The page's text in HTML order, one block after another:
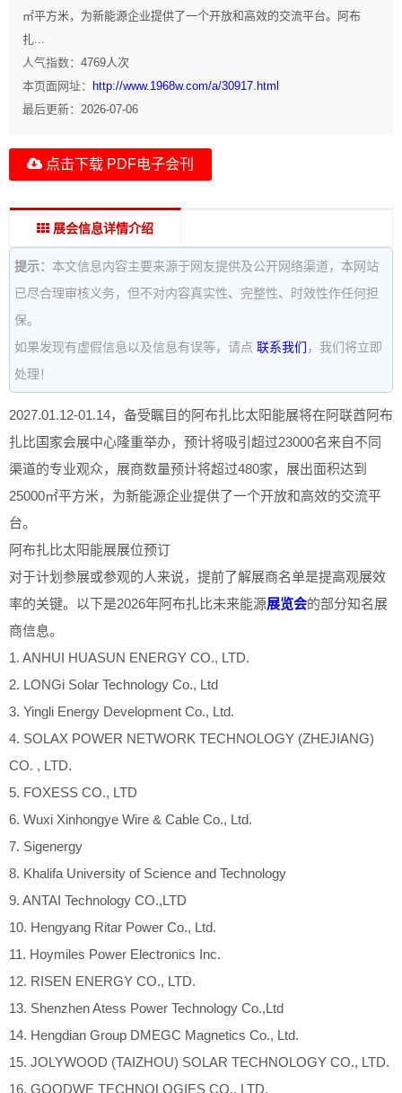
㎡平方米，为新能源企业提供了一个开放和高效的交流平台。阿布
扎...
人气指数： 4769人次
本页面网址：
http://www.1968w.com/a/30917.html
最后更新： 2026-07-06
点击下载 PDF电子会刊
展会信息详情介绍
提示： 本文信息内容主要来源于网友提供及公开网络渠道，本网站
已尽合理审核义务，但不对内容真实性、完整性、时效性作任何担
保。
如果发现有虚假信息以及信息有误等，请点 联系我们 ，我们将立即
处理！
2027.01.12-01.14，备受瞩目的阿布扎比太阳能展将在阿联酋阿布
扎比国家会展中心隆重举办，预计将吸引超过23000名来自不同
渠道的专业观众，展商数量预计将超过480家，展出面积达到
25000㎡平方米，为新能源企业提供了一个开放和高效的交流平
台。
阿布扎比太阳能展展位预订
对于计划参展或参观的人来说，提前了解展商名单是提高观展效
率的关键。以下是2026年阿布扎比未来能源展览会的部分知名展
商信息。
1. ANHUI HUASUN ENERGY CO., LTD.
2. LONGi Solar Technology Co., Ltd
3. Yingli Energy Development Co., Ltd.
4. SOLAX POWER NETWORK TECHNOLOGY (ZHEJIANG)
CO. , LTD.
5. FOXESS CO., LTD
6. Wuxi Xinhongye Wire & Cable Co., Ltd.
7. Sigenergy
8. Khalifa University of Science and Technology
9. ANTAI Technology CO.,LTD
10. Hengyang Ritar Power Co., Ltd.
11. Hoymiles Power Electronics Inc.
12. RISEN ENERGY CO., LTD.
13. Shenzhen Atess Power Technology Co.,Ltd
14. Hengdian Group DMEGC Magnetics Co., Ltd.
15. JOLYWOOD (TAIZHOU) SOLAR TECHNOLOGY CO., LTD.
16. GOODWE TECHNOLOGIES CO., LTD.